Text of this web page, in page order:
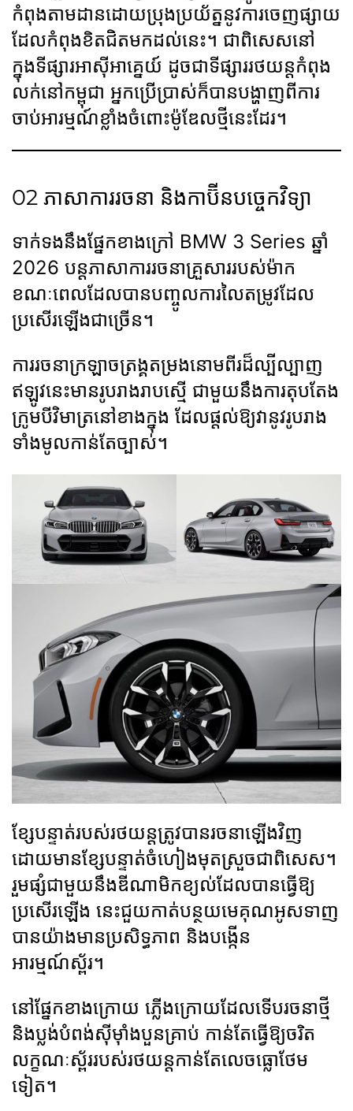
កំពុងតាមដានដោយប្រុងប្រយ័ត្ននូវការចេញផ្សាយ
ដែលកំពុងខិតជិតមកដល់នេះ។ ជាពិសេសនៅ
ក្នុងទីផ្សារអាស៊ីអាគ្នេយ៍ ដូចជាទីផ្សាររថយន្តកំពុង
លក់នៅកម្ពុជា អ្នកប្រើប្រាស់ក៏បានបង្ហាញពីការ
ចាប់អារម្មណ៍ខ្លាំងចំពោះម៉ូឌែលថ្មីនេះដែរ។
02 ភាសាការរចនា និងកាប៊ីនបច្ចេកវិទ្យា
ទាក់ទងនឹងផ្នែកខាងក្រៅ BMW 3 Series ឆ្នាំ
2026 បន្តភាសាការរចនាគ្រួសាររបស់ម៉ាក
ខណៈពេលដែលបានបញ្ចូលការលៃតម្រូវដែល
ប្រសើរឡើងជាច្រើន។
ការរចនា​ក្រឡាចត្រង្គ​តម្រងនោម​ពីរ​ដ៏​ល្បីល្បាញ​
ឥឡូវនេះ​មាន​រូបរាង​រាបស្មើ ជាមួយនឹង​ការតុបតែង​
ក្រូម​បីវិមាត្រ​នៅ​ខាងក្នុង ដែលផ្តល់ឱ្យវានូវរូបរាង​
ទាំងមូល​កាន់តែច្បាស់។
ខ្សែបន្ទាត់របស់រថយន្តត្រូវបានរចនាឡើងវិញ
ដោយមានខ្សែបន្ទាត់ចំហៀងមុតស្រួចជាពិសេស។
រួមផ្សំជាមួយនឹងឌីណាមិកខ្យល់ដែលបានធ្វើឱ្យ
ប្រសើរឡើង នេះជួយកាត់បន្ថយមេគុណអូសទាញ
បានយ៉ាងមានប្រសិទ្ធភាព និងបង្កើន
អារម្មណ៍ស្ព័រ។
នៅផ្នែកខាងក្រោយ ភ្លើងក្រោយដែលទើបរចនាថ្មី
និងប្លង់បំពង់ស៊ីម៉ាំងបួនគ្រាប់ កាន់តែធ្វើឱ្យចរិត
លក្ខណៈស្ព័ររបស់រថយន្តកាន់តែលេចធ្លោថែម
ទៀត។